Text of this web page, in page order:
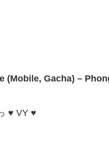
(Mobile, Gacha) –
♥ VY ♥